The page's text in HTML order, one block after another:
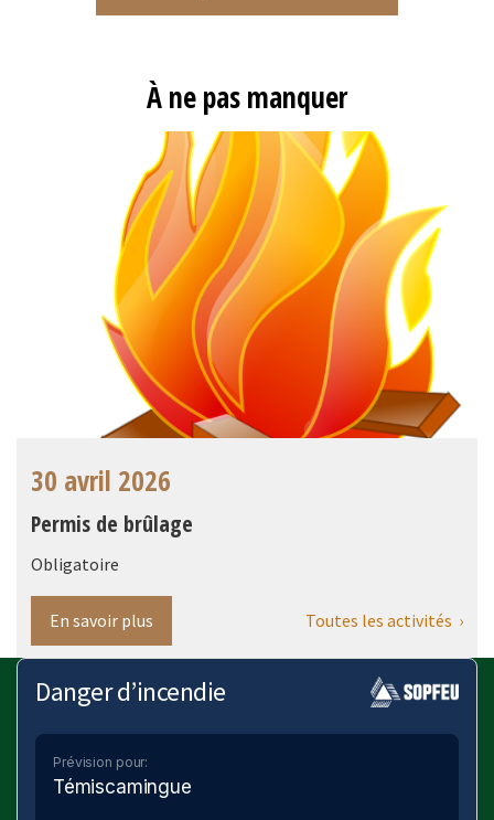
À ne pas manquer
30 avril 2026
Permis de brûlage
Obligatoire
En savoir plus Toutes les activités ›
Danger d’incendie
Prévision pour:
Témiscamingue